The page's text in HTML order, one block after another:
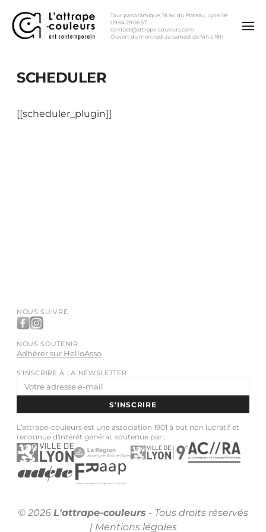
Tour panoramique, 18 av. du Plateau, Lyon 9e
09 64 29 06 57
contact@attrape-couleurs.com
Ouvert du mercredi au samedi de 14h à 18h
SCHEDULER
[[scheduler_plugin]]
NOUS SUIVRE
NOUS SOUTENIR
Adhérer sur HelloAsso
S'INSCRIRE À LA NEWSLETTER
Adresse
e-
mail
S'INSCRIRE
L'attrape-couleurs est une association 1901 à but non lucratif et
reconnue d'intérêt général, soutenue par :
© 2026 L'attrape-couleurs - Tous droits réservés
| Mentions légales